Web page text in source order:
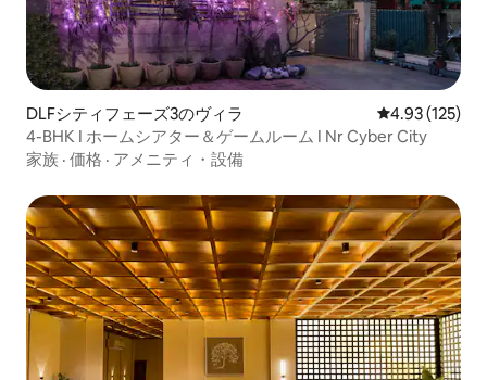
DLFシティフェーズ3のヴィラ レビュー125
4.93 (125)
4-BHK I ホームシアター＆ゲームルーム I Nr Cyber City
家族 · 価格 · アメニティ・設備